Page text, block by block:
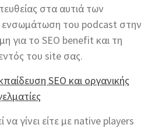
στα αυτιά των
ενσωμάτωση του podcast στην
για το SEO benefit και τη
του site σας.
SEO και οργανικής
γίνει είτε με native players